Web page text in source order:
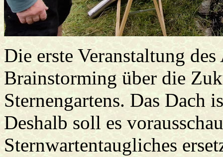
Die erste Veranstaltung
Brainstorming über die
Sternengartens. Das Dach
Deshalb soll es
Sternwartentaugliches